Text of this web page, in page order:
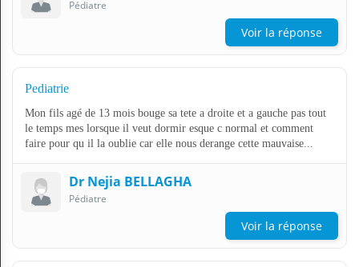
Pédiatre
Voir la réponse
Pediatrie
Mon fils agé de 13 mois bouge sa tete a droite et a gauche pas tout
le temps mes lorsque il veut dormir esque c normal et comment
faire pour qu il la oublie car elle nous derange cette mauvaise...
Dr Nejia BELLAGHA
Pédiatre
Voir la réponse